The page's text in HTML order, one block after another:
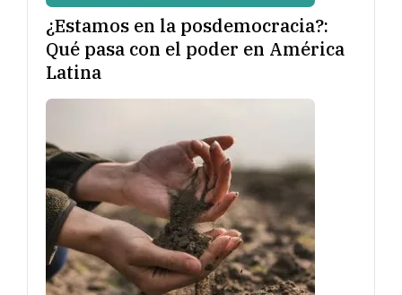
¿Estamos en la posdemocracia?:
Qué pasa con el poder en América
Latina